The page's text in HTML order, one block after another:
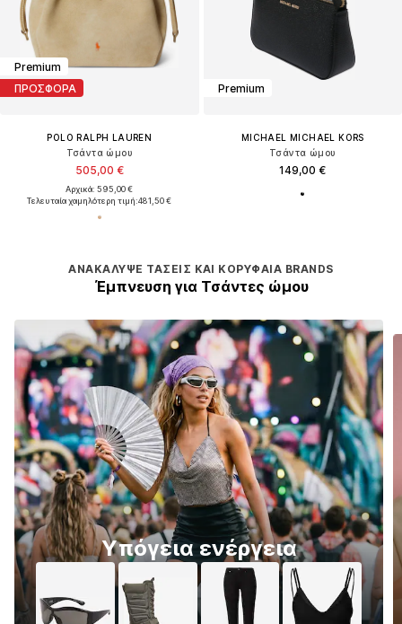
Premium
ΠΡΟΣΦΟΡΑ
POLO RALPH LAUREN
Τσάντα ώμου
505,00 €
Αρχικά: 595,00 €
Τελευταία χαμηλότερη τιμή:481,50 €
Premium
MICHAEL MICHAEL KORS
Τσάντα ώμου
149,00 €
ΑΝΑΚΆΛΥΨΕ ΤΆΣΕΙΣ ΚΑΙ ΚΟΡΥΦΑΊΑ BRANDS
Έμπνευση για Τσάντες ώμου
Υπόγεια ενέργεια